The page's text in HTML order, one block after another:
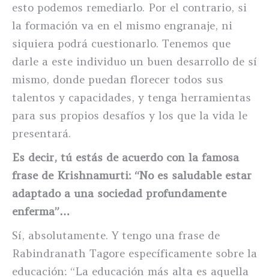
esto podemos remediarlo. Por el contrario, si
la formación va en el mismo engranaje, ni
siquiera podrá cuestionarlo. Tenemos que
darle a este individuo un buen desarrollo de sí
mismo, donde puedan florecer todos sus
talentos y capacidades, y tenga herramientas
para sus propios desafíos y los que la vida le
presentará.
Es decir, tú estás de acuerdo con la famosa
frase de Krishnamurti: “No es saludable estar
adaptado a una sociedad profundamente
enferma”…
Sí, absolutamente. Y tengo una frase de
Rabindranath Tagore específicamente sobre la
educación: “La educación más alta es aquella